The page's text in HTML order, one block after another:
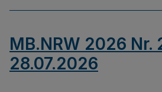
MB.NRW 2026 Nr.
28.07.2026